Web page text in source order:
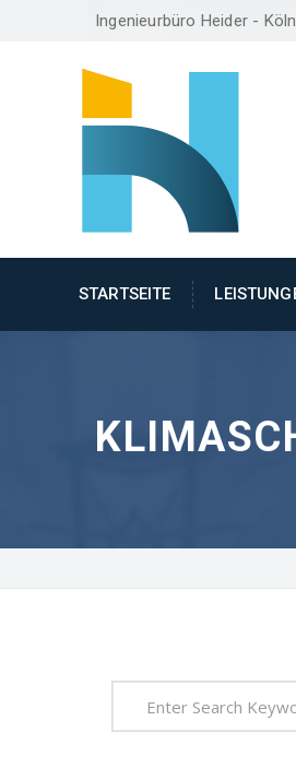
Ingenieurbüro Heider - Köln
STARTSEITE